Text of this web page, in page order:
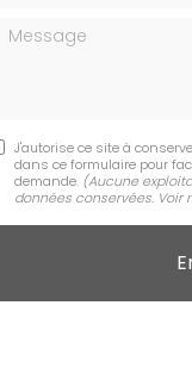
Message
J'autorise ce site à
dans ce formulaire pour
demande. (Aucune
données conservées. Voir